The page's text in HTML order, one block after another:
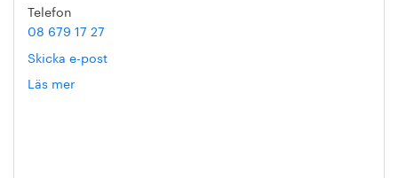
Telefon
08 679 17 27
Skicka e-post
Läs mer